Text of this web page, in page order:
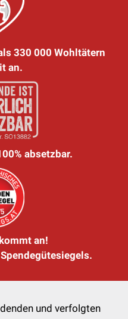
330 000 Wohltätern
an.
absetzbar.
an!
und verfolgten